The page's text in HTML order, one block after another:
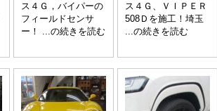
ス４Ｇ，バイパーの
フィールドセンサ
ー！ ...の続きを読む
ス４Ｇ、ＶＩＰＥＲ
508Ｄを施工！埼玉
...の続きを読む